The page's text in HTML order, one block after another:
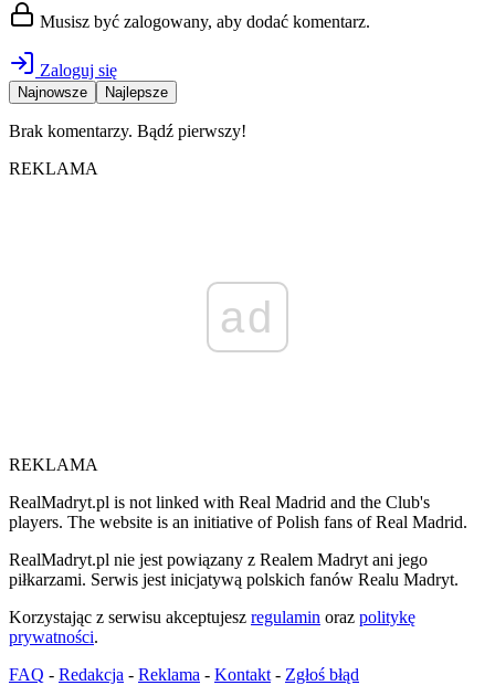
Musisz być zalogowany, aby dodać komentarz.
Zaloguj się
Najnowsze Najlepsze
Brak komentarzy. Bądź pierwszy!
REKLAMA
ad
REKLAMA
RealMadryt.pl is not linked with Real Madrid and the Club's
players. The website is an initiative of Polish fans of Real Madrid.
RealMadryt.pl nie jest powiązany z Realem Madryt ani jego
piłkarzami. Serwis jest inicjatywą polskich fanów Realu Madryt.
Korzystając z serwisu akceptujesz regulamin oraz politykę
prywatności.
FAQ - Redakcja - Reklama - Kontakt - Zgłoś błąd